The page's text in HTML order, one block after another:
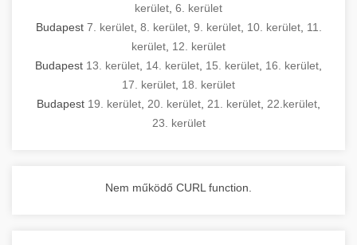
kerület 6. kerület
Budapest 7. kerület, 8. kerület, 9. kerület, 10. kerület, 11.
kerület 12. kerület
Budapest 13. kerület 14. kerület 15. kerület 16. kerület
17. kerület 18. kerület
Budapest 19. kerület 20. kerület 21. kerület 22.kerület
23. kerület
Nem működő CURL function.